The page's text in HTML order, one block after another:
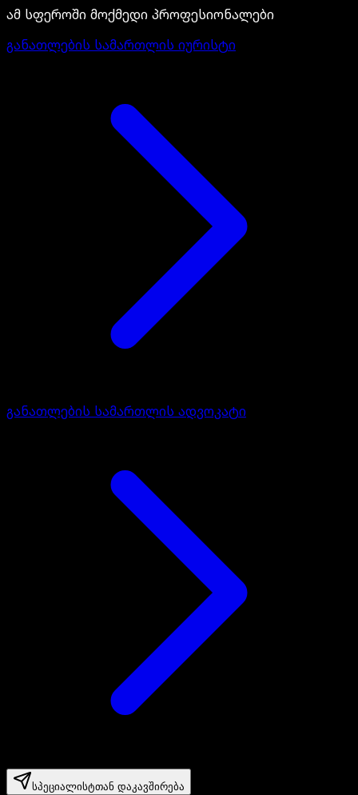
ამ სფეროში მოქმედი პროფესიონალები
განათლების სამართლის იურისტი
განათლების სამართლის ადვოკატი
სპეციალისტთან დაკავშირება